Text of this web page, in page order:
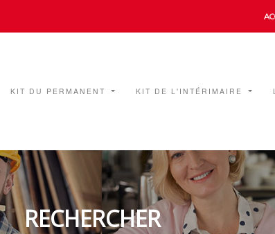
KIT DU PERMANENT KIT DE L'INTÉRIMAIRE
RECHERCHER